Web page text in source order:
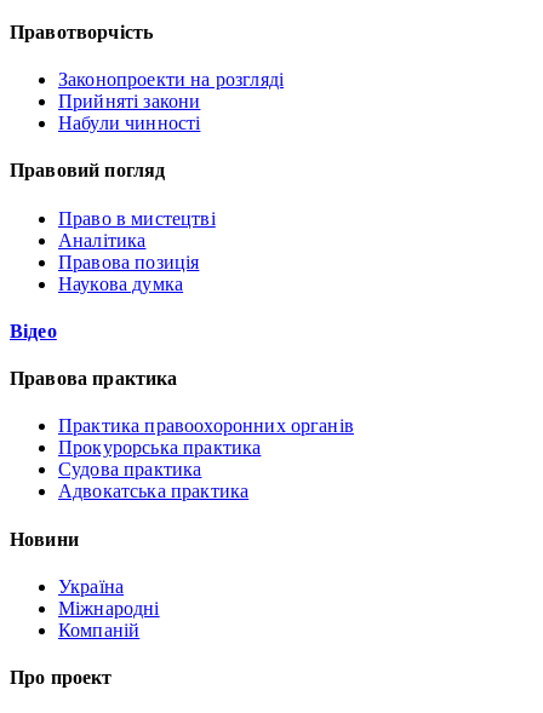
Правотворчість
Законопроекти на розгляді
Прийняті закони
Набули чинності
Правовий погляд
Право в мистецтві
Аналітика
Правова позиція
Наукова думка
Відео
Правова практика
Практика правоохоронних органів
Прокурорська практика
Судова практика
Адвокатська практика
Новини
Україна
Міжнародні
Компаній
Про проект